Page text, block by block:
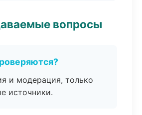
вопросы
и модерация, только
источники.